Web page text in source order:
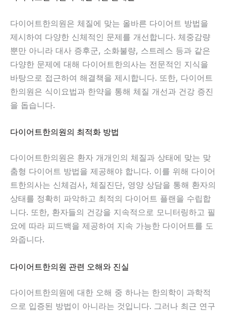
다이어트한의원은 체질에 맞는 올바른 다이어트 방법을
제시하여 다양한 신체적인 문제를 개선합니다. 체중감량
뿐만 아니라 대사 증후군, 소화불량, 스트레스 등과 같은
다양한 문제에 대해 다이어트한의사는 전문적인 지식을
바탕으로 접근하여 해결책을 제시합니다. 또한, 다이어트
한의원은 식이요법과 한약을 통해 체질 개선과 건강 증진
을 돕습니다.
다이어트한의원의 최적화 방법
다이어트한의원은 환자 개개인의 체질과 상태에 맞는 맞
춤형 다이어트 방법을 제공해야 합니다. 이를 위해 다이어
트한의사는 신체검사, 체질진단, 영양 상담을 통해 환자의
상태를 정확히 파악하고 최적의 다이어트 플랜을 수립합
니다. 또한, 환자들의 건강을 지속적으로 모니터링하고 필
요에 따라 피드백을 제공하여 지속 가능한 다이어트를 도
와줍니다.
다이어트한의원 관련 오해와 진실
다이어트한의원에 대한 오해 중 하나는 한의학이 과학적
으로 입증된 방법이 아니라는 것입니다. 그러나 최근 연구